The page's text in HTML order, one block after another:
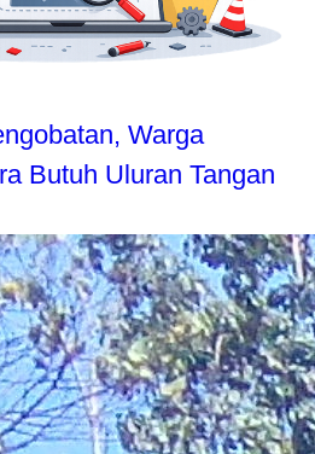
Warga
Butuh Uluran Tangan